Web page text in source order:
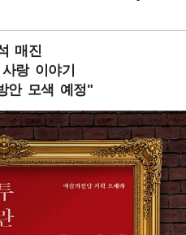
매진
랑 이야기
안 모색 예정"